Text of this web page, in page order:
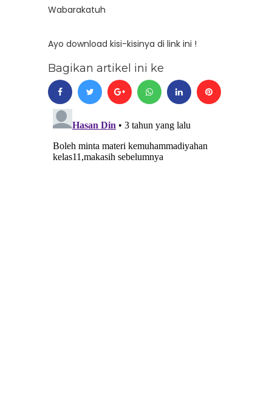
Wabarakatuh
Ayo download kisi-kisinya di link ini !
Bagikan artikel ini ke